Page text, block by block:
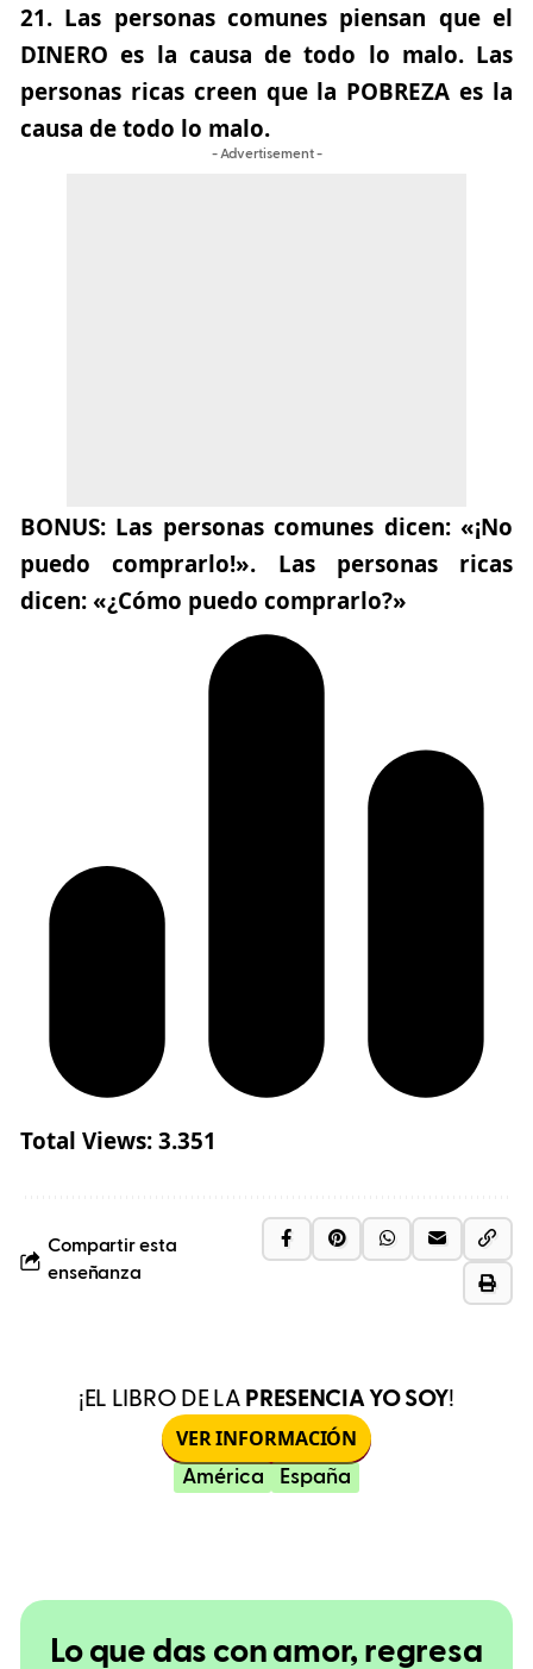
21. Las personas comunes piensan que el
DINERO es la causa de todo lo malo. Las
personas ricas creen que la POBREZA es la
causa de todo lo malo.
- Advertisement -
BONUS: Las personas comunes dicen: «¡No
puedo comprarlo!». Las personas ricas
dicen: «¿Cómo puedo comprarlo?»
Total Views:3.351
Compartir esta
enseñanza
¡EL LIBRO DE LA PRESENCIA YO SOY!
VER INFORMACIÓN
América España
Lo que das con amor, regresa